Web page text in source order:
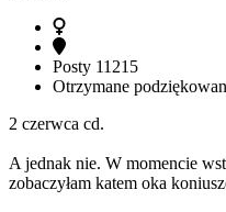
Posty 11215
Otrzymane
2 czerwca cd.
A jednak nie. W momencie
zobaczyłam katem oka